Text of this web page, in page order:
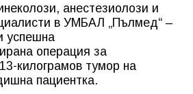
анестезиолози и
в УМБАЛ „Пълмед“ –
успешна
операция за
килограмов тумор на
пациентка.